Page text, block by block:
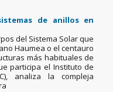
de anillos en
del Sistema Solar que
Haumea o el centauro
más habituales de
participa el Instituto de
analiza la compleja